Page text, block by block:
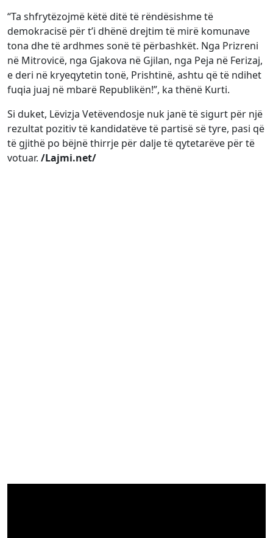
“Ta shfrytëzojmë këtë ditë të rëndësishme të
demokracisë për t’i dhënë drejtim të mirë komunave
tona dhe të ardhmes sonë të përbashkët. Nga Prizreni
në Mitrovicë, nga Gjakova në Gjilan, nga Peja në Ferizaj,
e deri në kryeqytetin tonë, Prishtinë, ashtu që të ndihet
fuqia juaj në mbarë Republikën!”, ka thënë Kurti.
Si duket, Lëvizja Vetëvendosje nuk janë të sigurt për një
rezultat pozitiv të kandidatëve të partisë së tyre, pasi që
të gjithë po bëjnë thirrje për dalje të qytetarëve për të
votuar. /Lajmi.net/